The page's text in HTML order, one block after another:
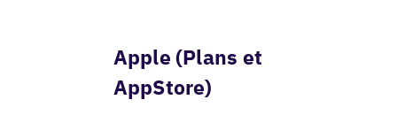
Apple (Plans et
AppStore)